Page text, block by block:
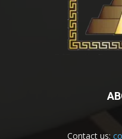
Contact us: